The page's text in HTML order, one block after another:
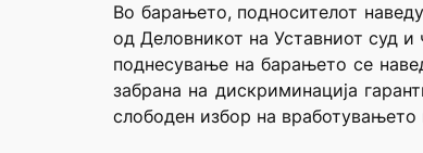
Во барањето, подносителот
од Деловникот на Уставниот суд и
поднесување на барањето се
забрана на дискриминација
слободен избор на